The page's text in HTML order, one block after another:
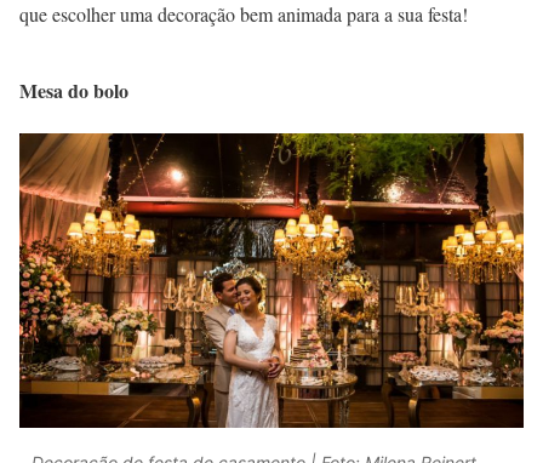
que escolher uma decoração bem animada para a sua festa!
Mesa do bolo